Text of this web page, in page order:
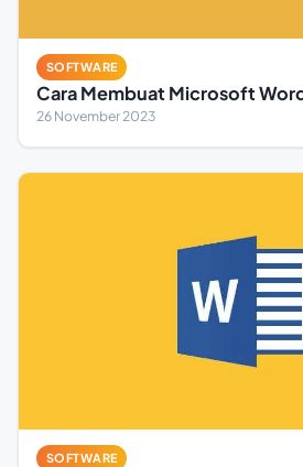
SOFTWARE
Cara Membuat Microsoft
26 November 2023
SOFTWARE